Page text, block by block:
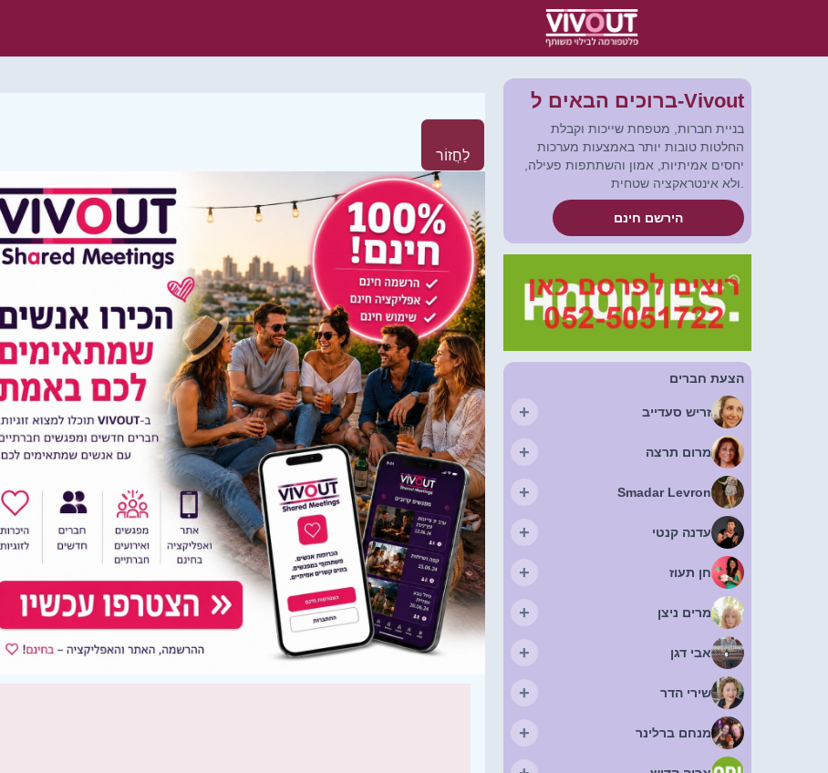
לַחֲזוֹר
ברוכים הבאים ל-Vivout
בניית חברות, מטפחת שייכות וקבלת
החלטות טובות יותר באמצעות מערכות
יחסים אמיתיות, אמון והשתתפות פעילה,
הירשם חינם
הצעת חברים
זריש סעדייב +
מרום תרצה +
Smadar Levron
+
עדנה קנטי +
חן תעוז +
מרים ניצן +
אבי דגן +
שירי הדר +
מנחם ברלינר +